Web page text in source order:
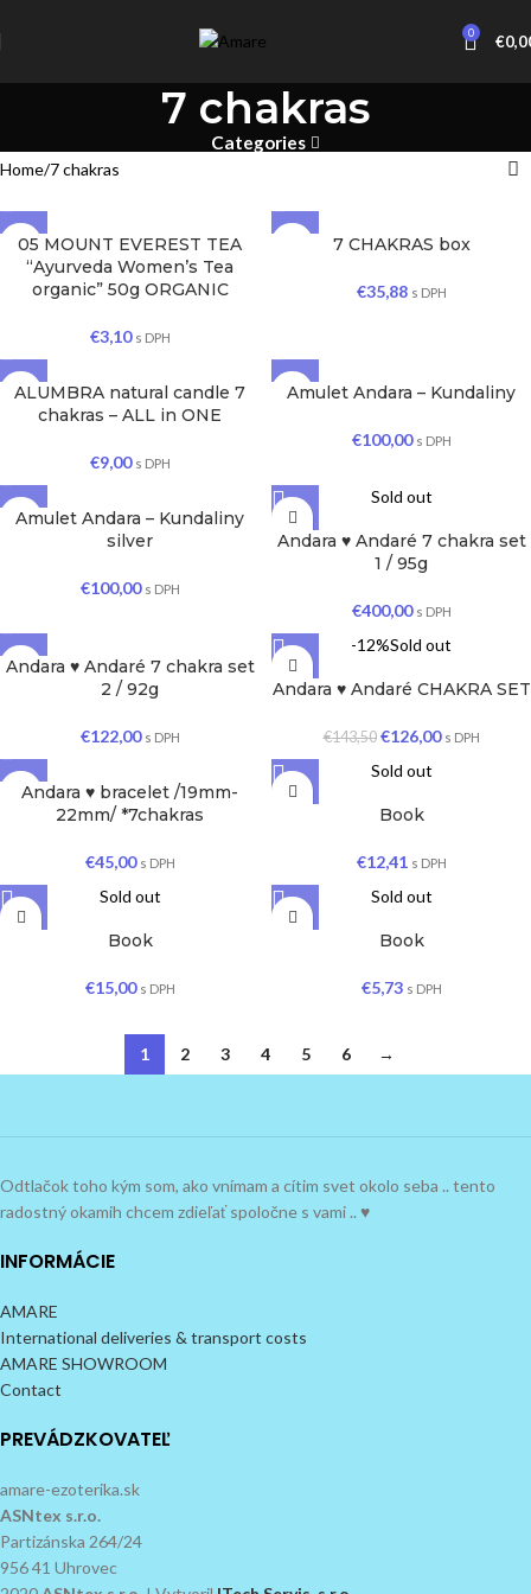
0 €
7 chakras
Categories
Home 7 chakras
05 MOUNT EVEREST TEA
“Ayurveda Women’s Tea
organic” 50g ORGANIC
€3,10 s DPH
7 CHAKRAS box
€35,88 s DPH
ALUMBRA natural candle 7
chakras – ALL in ONE
€9,00 s DPH
Amulet Andara – Kundaliny
€100,00 s DPH
Amulet Andara – Kundaliny
silver
€100,00 s DPH
Sold out
Andara ♥ Andaré 7 chakra set
1 / 95g
€400,00 s DPH
Andara ♥ Andaré 7 chakra set
2 / 92g
€122,00 s DPH
-12%Sold out
Andara ♥ Andaré CHAKRA SET
€143,50 €126,00 s DPH
Andara ♥ bracelet /19mm-
22mm/ *7chakras
€45,00 s DPH
Sold out
Book
€12,41 s DPH
Sold out
Book
€15,00 s DPH
Sold out
Book
€5,73 s DPH
1 2 3 4 5 6 →
Odtlačok toho kým som, ako vnímam a cítim svet okolo seba .. tento
radostný okamih chcem zdieľať spoločne s vami .. ♥
INFORMÁCIE
AMARE
International deliveries & transport costs
AMARE SHOWROOM
Contact
PREVÁDZKOVATEĽ
amare-ezoterika.sk
ASNtex s.r.o.
Partizánska 264/24
956 41 Uhrovec